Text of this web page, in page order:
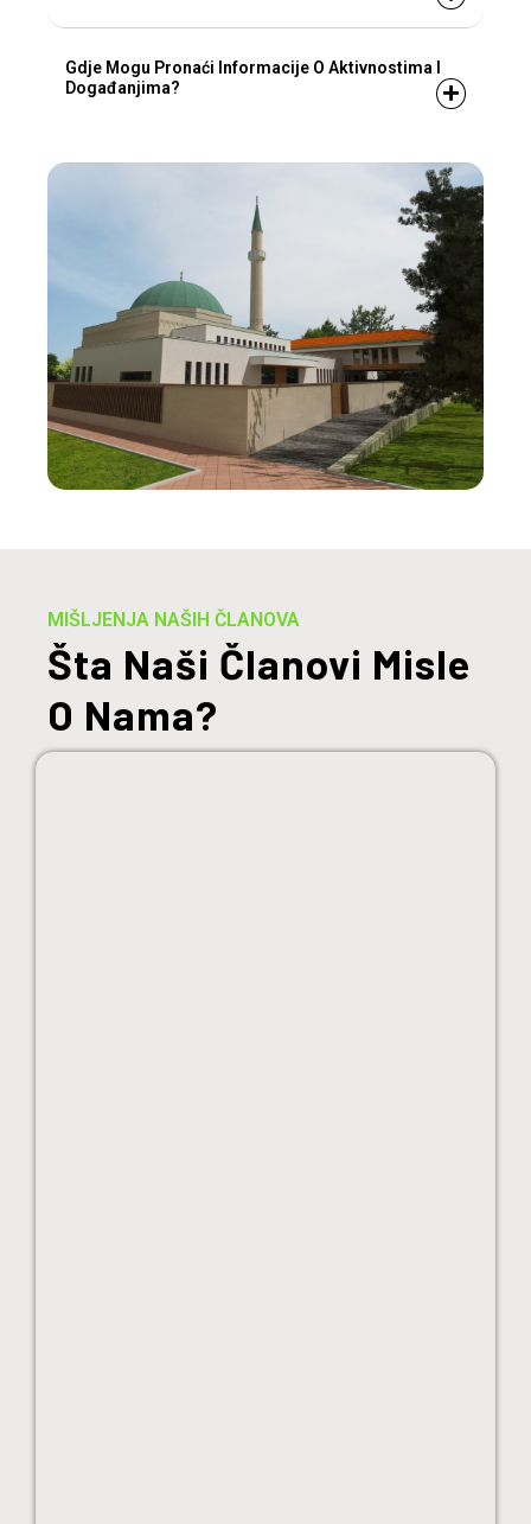
Gdje Mogu Pronaći Informacije O Aktivnostima I
Događanjima?
MIŠLJENJA NAŠIH ČLANOVA
Šta Naši Članovi Misle
O Nama?